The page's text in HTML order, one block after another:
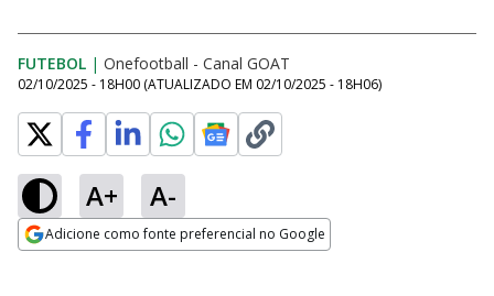
FUTEBOL | Onefootball - Canal GOAT
02/10/2025 - 18H00 (ATUALIZADO EM 02/10/2025 - 18H06)
A+ A-
Adicione como fonte preferencial no Google